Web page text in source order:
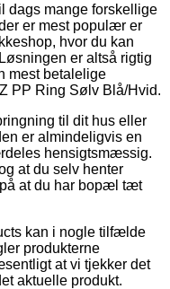
dags mange forskellige
er mest populær er
hvor du kan
er altså rigtig
mest betalelige
PP Ring Sølv Blå/Hvid.
til dit hus eller
er almindeligvis en
hensigtsmæssig.
at du selv henter
at du har bopæl tæt
kan i nogle tilfælde
produkterne
at vi tjekker det
aktuelle produkt.